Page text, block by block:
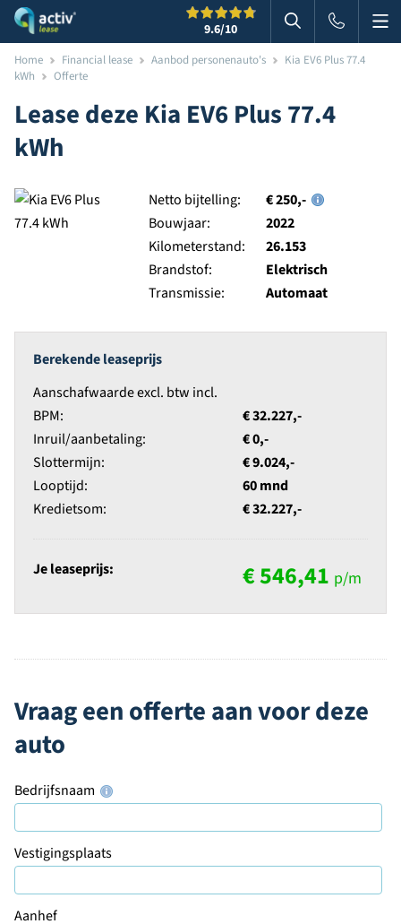
9.6/10 Zoeken in
Home Financial lease Aanbod personenauto's
Kia EV6 Plus 77.4
kWh
Offerte
Lease deze Kia EV6 Plus 77.4
kWh
Netto bijtelling:
€ 250,-
Bouwjaar:
2022
Kilometerstand:
26.153
Brandstof:
Elektrisch
Transmissie:
Automaat
Berekende leaseprijs
Aanschafwaarde excl. btw incl.
BPM:
€ 32.227,-
Inruil/aanbetaling:
€ 0,-
Slottermijn:
€ 9.024,-
Looptijd:
60 mnd
Kredietsom:
€ 32.227,-
Je leaseprijs: € 546,41 p/m
Vraag een offerte aan voor deze
auto
Bedrijfsnaam
Vestigingsplaats
Aanhef